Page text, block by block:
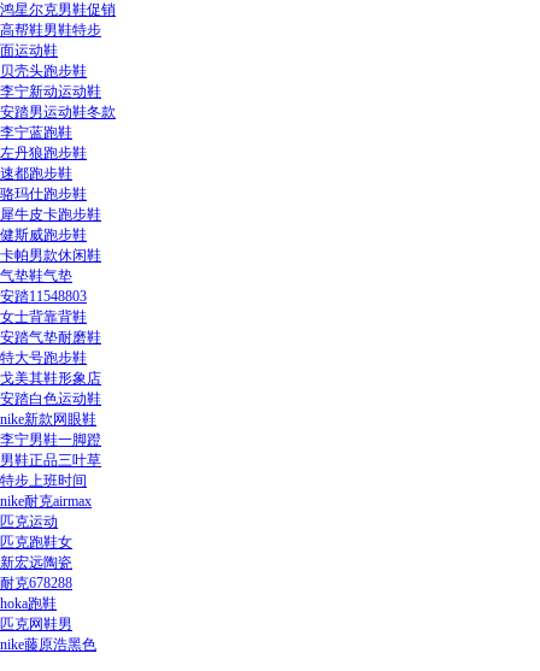
鸿星尔克男鞋促销
高帮鞋男鞋特步
面运动鞋
贝壳头跑步鞋
李宁新动运动鞋
安踏男运动鞋冬款
李宁蓝跑鞋
左丹狼跑步鞋
速都跑步鞋
骆玛仕跑步鞋
犀牛皮卡跑步鞋
健斯威跑步鞋
卡帕男款休闲鞋
气垫鞋气垫
安踏11548803
女士背靠背鞋
安踏气垫耐磨鞋
特大号跑步鞋
戈美其鞋形象店
安踏白色运动鞋
nike新款网眼鞋
李宁男鞋一脚蹬
男鞋正品三叶草
特步上班时间
nike耐克airmax
匹克运动
匹克跑鞋女
新宏远陶瓷
耐克678288
hoka跑鞋
匹克网鞋男
nike藤原浩黑色